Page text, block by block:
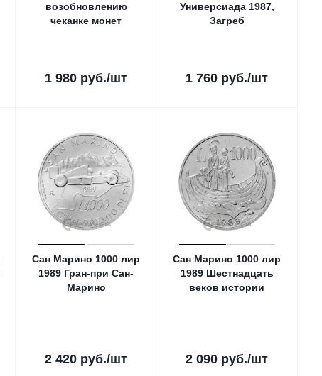
возобновлению
чеканке монет
1 980 руб./шт
Универсиада 1987,
Загреб
1 760 руб./шт
Сан Марино 1000 лир
1989 Гран-при Сан-
Марино
2 420 руб./шт
Сан Марино 1000 лир
1989 Шестнадцать
веков истории
2 090 руб./шт